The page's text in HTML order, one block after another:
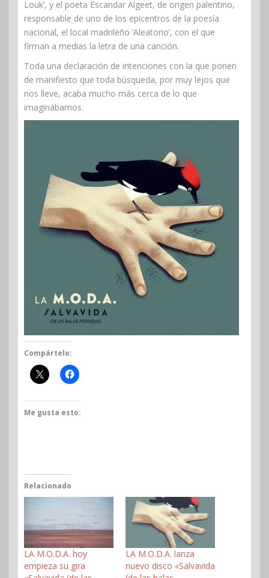
Louk’, y el poeta Escandar Algeet, de origen palentino,
responsable de uno de los epicentros de la poesía
nacional, el local madrileño ‘Aleatorio’, con el que
firman a medias la letra de una canción.
Toda una declaración de intenciones con la que ponen
de manifiesto que toda búsqueda, por muy lejos que
nos lleve, acaba mucho más cerca de lo que
imaginábamos.
Compártelo:
Me gusta esto:
Relacionado
LA M.O.D.A. hoy
empieza su gira
LA M.O.D.A. lanza
nuevo disco «Salvavida